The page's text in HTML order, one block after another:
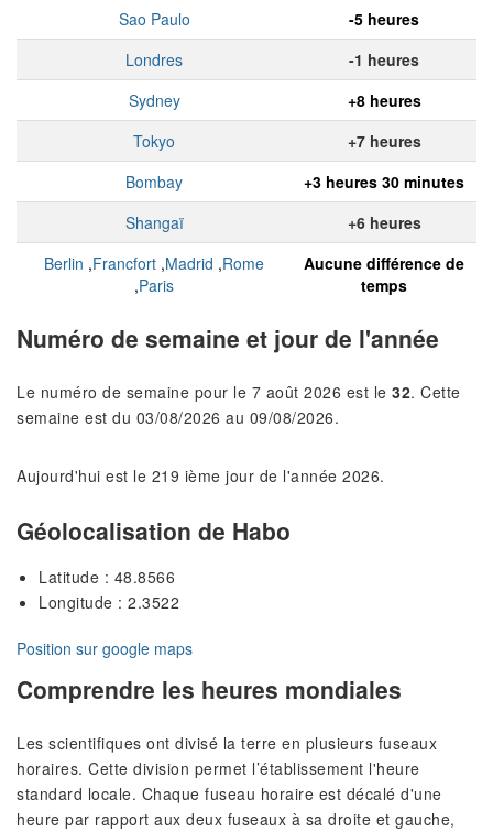
Sao Paulo
-5 heures
Londres
-1 heures
Sydney
+8 heures
Tokyo
+7 heures
Bombay
+3 heures 30 minutes
Shangaï
+6 heures
Berlin ,Francfort ,Madrid ,Rome
,Paris
Aucune différence de
temps
Numéro de semaine et jour de l'année
Le numéro de semaine pour le 7 août 2026 est le 32. Cette
semaine est du 03/08/2026 au 09/08/2026.
Aujourd'hui est le 219 ième jour de l'année 2026.
Géolocalisation de Habo
Latitude : 48.8566
Longitude : 2.3522
Position sur google maps
Comprendre les heures mondiales
Les scientifiques ont divisé la terre en plusieurs fuseaux
horaires. Cette division permet l’établissement l'heure
standard locale. Chaque fuseau horaire est décalé d'une
heure par rapport aux deux fuseaux à sa droite et gauche,